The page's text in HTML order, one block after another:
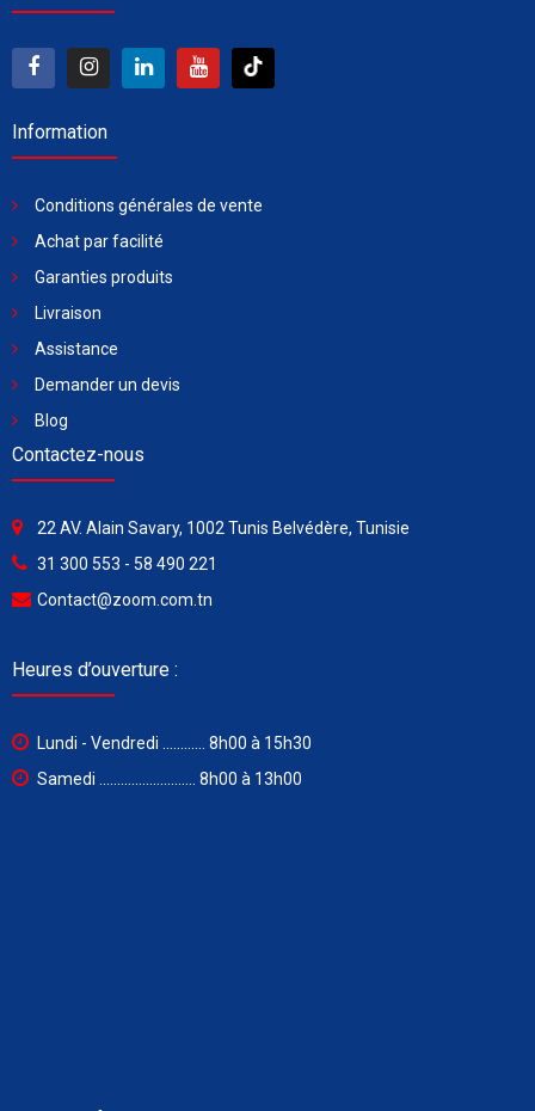
Information
Conditions générales de vente
Achat par facilité
Garanties produits
Livraison
Assistance
Demander un devis
Blog
Contactez-nous
22 AV. Alain Savary, 1002 Tunis Belvédère, Tunisie
31 300 553 - 58 490 221
Contact@zoom.com.tn
Heures d’ouverture :
Lundi - Vendredi ............ 8h00 à 15h30
Samedi ........................... 8h00 à 13h00